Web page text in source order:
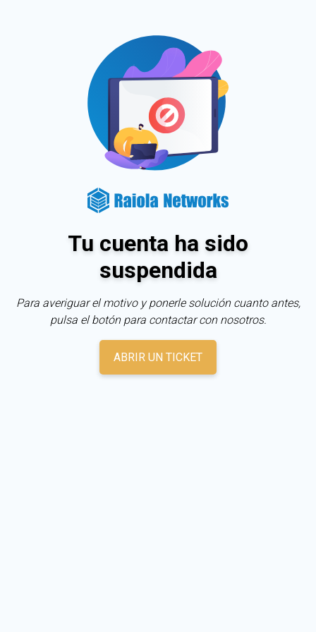
Tu cuenta ha sido
suspendida
Para averiguar el motivo y ponerle solución cuanto antes,
pulsa el botón para contactar con nosotros.
ABRIR UN TICKET